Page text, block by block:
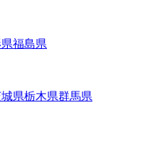
福島県
県栃木県群馬県